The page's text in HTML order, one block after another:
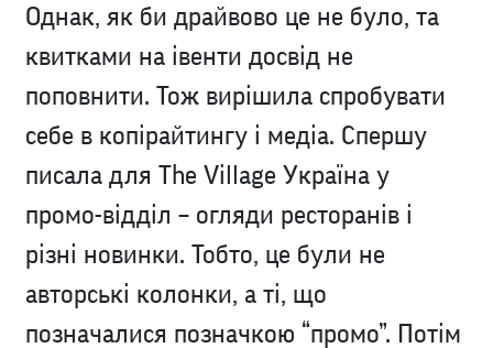
Однак, як би драйвово це не було, та
квитками на івенти досвід не
поповнити. Тож вирішила спробувати
себе в копірайтингу і медіа. Спершу
писала для The Village Україна у
промо-відділ – огляди ресторанів і
різні новинки. Тобто, це були не
авторські колонки, а ті, що
позначалися позначкою “промо”. Потім